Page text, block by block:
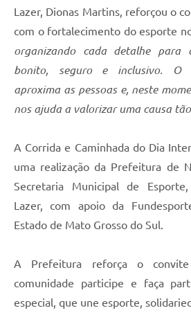
Lazer, Dionas Martins, reforçou o
com o fortalecimento do esporte
organizando cada detalhe para
bonito, seguro e inclusivo. O
aproxima as pessoas e, neste
nos ajuda a valorizar uma causa
A Corrida e Caminhada do Dia
uma realização da Prefeitura de
Secretaria Municipal de
Lazer, com apoio da
Estado de Mato Grosso do Sul.
A Prefeitura reforça o
comunidade participe e faça
especial, que une esporte,